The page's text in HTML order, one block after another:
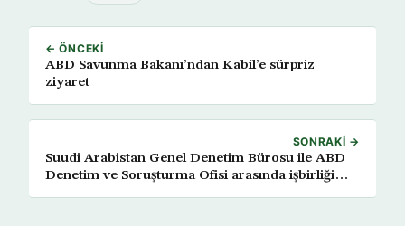
← ÖNCEKI
ABD Savunma Bakanı’ndan Kabil’e sürpriz
ziyaret
SONRAKI →
Suudi Arabistan Genel Denetim Bürosu ile ABD
Denetim ve Soruşturma Ofisi arasında işbirliği